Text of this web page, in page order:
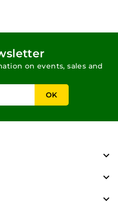
on events, sales and


